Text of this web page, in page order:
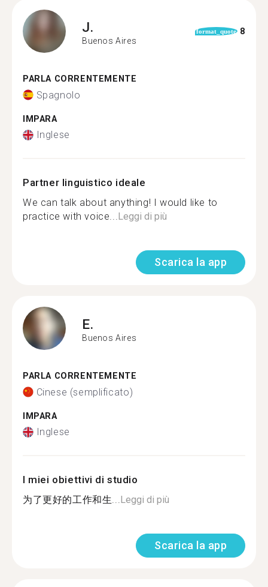
J.
Buenos Aires
format_quote 8
PARLA CORRENTEMENTE
Spagnolo
IMPARA
Inglese
Partner linguistico ideale
We can talk about anything! I would like to
practice with voice...Leggi di più
Scarica la app
E.
Buenos Aires
PARLA CORRENTEMENTE
Cinese (semplificato)
IMPARA
Inglese
I miei obiettivi di studio
为了更好的工作和生...Leggi di più
Scarica la app